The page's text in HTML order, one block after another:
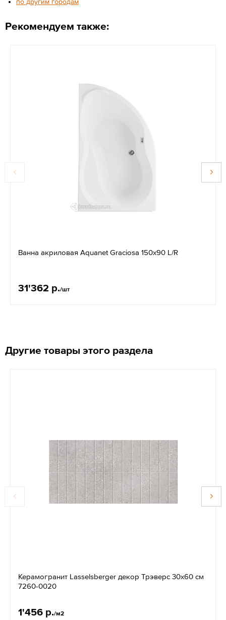
Рекомендуем также:
Ванна акриловая Aquanet Graciosa 150x90 L/R
31'362 р./шт
Другие товары этого раздела
Керамогранит Lasselsberger декор Трэверс 30x60 см
7260-0020
1'456 р./м2